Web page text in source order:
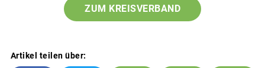
ZUM KREISVERBAND
Artikel teilen über: